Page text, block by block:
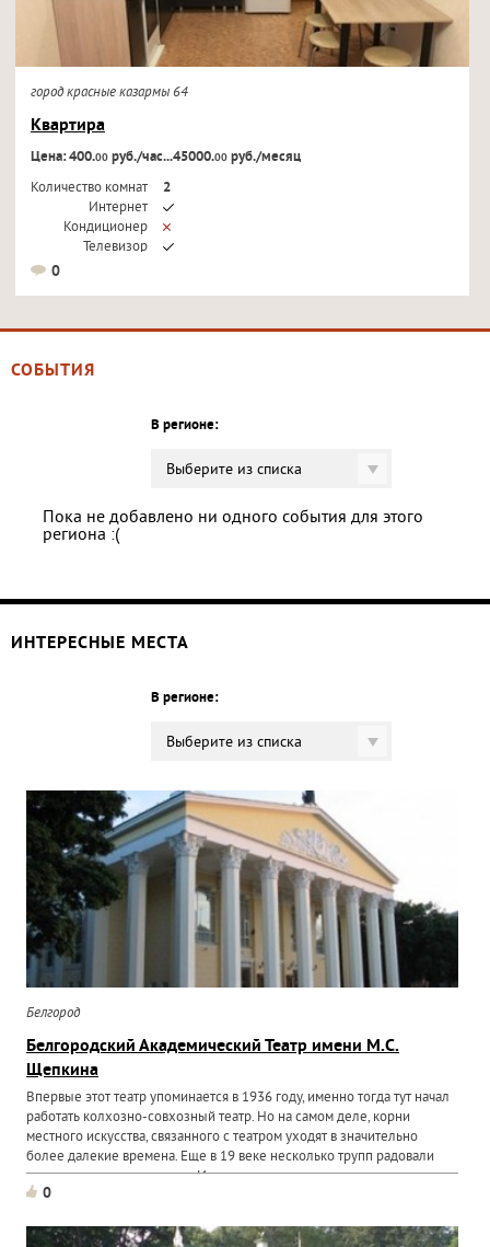
город красные казармы 64
Квартира
Цена: 400.00руб./час...45000.00руб./месяц
Количество комнат
2
Интернет
Кондиционер
Телевизор
0
СОБЫТИЯ
В регионе:
Выберите из списка
Пока не добавлено ни одного события для этого
региона :(
ИНТЕРЕСНЫЕ МЕСТА
В регионе:
Выберите из списка
Белгород
Белгородский Академический Театр имени М.С.
Щепкина
Впервые этот театр упоминается в 1936 году, именно тогда тут начал
работать колхозно-совхозный театр. Но на самом деле, корни
местного искусства, связанного с театром уходят в значительно
более далекие времена. Еще в 19 веке несколько трупп радовали
горожан своим искусством. Именно с тех времен...
0